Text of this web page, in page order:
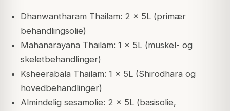
Dhanwantharam Thailam: 2 x 5L (primær
behandlingsolie)
Mahanarayana Thailam: 1 x 5L (muskel- og
skeletbehandlinger)
Ksheerabala Thailam: 1 x 5L (Shirodhara og
hovedbehandlinger)
Almindelig sesamolie: 2 x 5L (basisolie,